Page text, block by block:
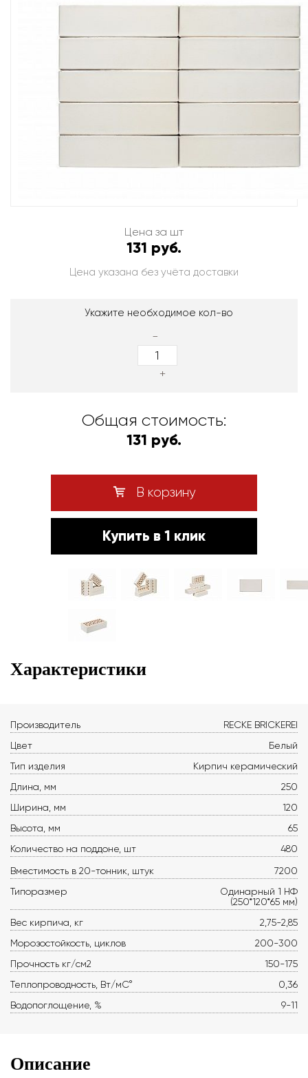
Цена за шт
131 руб.
Цена указана без учёта доставки
Укажите необходимое кол-во
-
+
Общая стоимость:
131 руб.
В корзину
Купить в 1 клик
Характеристики
Производитель
RECKE BRICKEREI
Цвет
Белый
Тип изделия
Кирпич керамический
Длина, мм
250
Ширина, мм
120
Высота, мм
65
Количество на поддоне, шт
480
Вместимость в 20-тонник, штук
7200
Типоразмер
Одинарный 1 НФ
(250*120*65 мм)
Вес кирпича, кг
2,75-2,85
Морозостойкость, циклов
200-300
Прочность кг/см2
150-175
Теплопроводность, Вт/мС°
0,36
Водопоглощение, %
9-11
Описание